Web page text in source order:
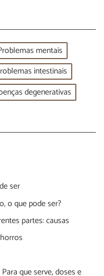
mentais
intestinais
degenerativas
ser
o que pode ser?
partes: causas
que serve, doses e